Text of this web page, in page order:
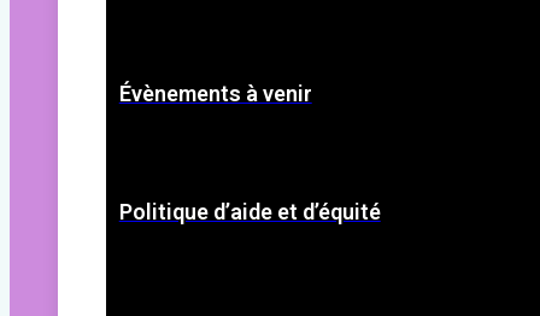
Évènements à venir
Politique d’aide et d’équité